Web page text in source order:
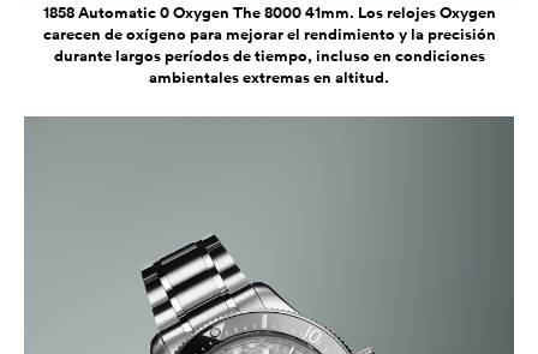
1858 Automatic 0 Oxygen The 8000 41mm. Los relojes Oxygen
carecen de oxígeno para mejorar el rendimiento y la precisión
durante largos períodos de tiempo, incluso en condiciones
ambientales extremas en altitud.